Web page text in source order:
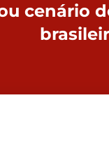
cenário